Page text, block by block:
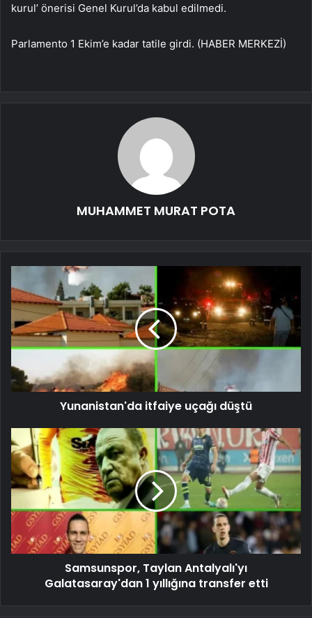
kurul’ önerisi Genel Kurul’da kabul edilmedi.
Parlamento 1 Ekim’e kadar tatile girdi. (HABER MERKEZİ)
MUHAMMET MURAT POTA
Yunanistan'da itfaiye uçağı düştü
Samsunspor, Taylan Antalyalı'yı
Galatasaray'dan 1 yıllığına transfer etti